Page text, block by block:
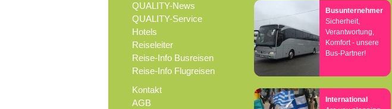
QUALITY-News
QUALITY-Service
Hotels
Reiseleiter
Reise-Info Busreisen
Reise-Info Flugreisen
Kontakt
AGB
Busunternehmer
Sicherheit,
Verantwortung,
Komfort - unsere
Bus-Partner!
International